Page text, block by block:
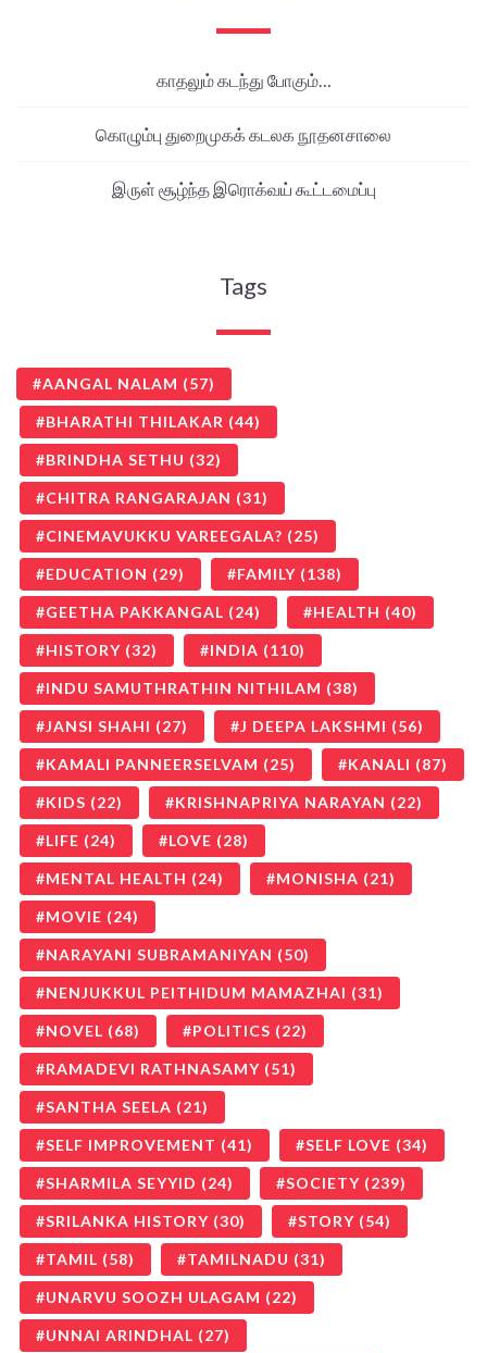
காதலும் கடந்து போகும்…
கொழும்பு துறைமுகக் கடலக நூதனசாலை
இருள் சூழ்ந்த இரொக்வய் கூட்டமைப்பு
Tags
AANGAL NALAM (57)
BHARATHI THILAKAR (44)
BRINDHA SETHU (32)
CHITRA RANGARAJAN (31)
CINEMAVUKKU VAREEGALA? (25)
EDUCATION (29) FAMILY (138)
GEETHA PAKKANGAL (24) HEALTH (40)
HISTORY (32) INDIA (110)
INDU SAMUTHRATHIN NITHILAM (38)
JANSI SHAHI (27) J DEEPA LAKSHMI (56)
KAMALI PANNEERSELVAM (25) KANALI (87)
KIDS (22) KRISHNAPRIYA NARAYAN (22)
LIFE (24) LOVE (28)
MENTAL HEALTH (24) MONISHA (21)
MOVIE (24)
NARAYANI SUBRAMANIYAN (50)
NENJUKKUL PEITHIDUM MAMAZHAI (31)
NOVEL (68) POLITICS (22)
RAMADEVI RATHNASAMY (51)
SANTHA SEELA (21)
SELF IMPROVEMENT (41) SELF LOVE (34)
SHARMILA SEYYID (24) SOCIETY (239)
SRILANKA HISTORY (30) STORY (54)
TAMIL (58) TAMILNADU (31)
UNARVU SOOZH ULAGAM (22)
UNNAI ARINDHAL (27)